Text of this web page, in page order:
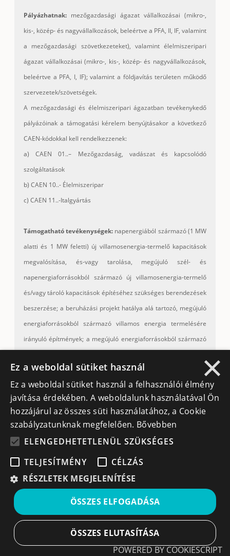
Pályázhatnak: mezőgazdasági ágazat vállalkozásai (mikro-,
kis-, közép- és nagyvállalkozások, beleértve a PFA, II, IF, valamint
a mezőgazdasági szövetkezeteket), valamint élelmiszeripari
ágazat vállalkozásai (mikro-, kis-, közép- és nagyvállalkozások,
beleértve a PFA, I, IF); valamint a földjavítás területen működő
szervezetek/szövetségek.
A mezőgazdasági és élelmiszeripari ágazatban tevékenykedő
pályázóinak a támogatási kérelem benyújtásakor a következő
CAEN-kódokkal kell rendelkezzenek:
a) CAEN 01..– Mezőgazdaság, vadászat és kapcsolódó
szolgáltatások
b) CAEN 10..- Élelmiszeripar
c) CAEN 11..-Italgyártás
Támogatható tevékenységek: napenergiából származó (1 MW
alatti és 1 MW feletti) új villamosenergia-termelő kapacitások
megvalósítása, és-vagy tarolása, megújuló szél- és
napenergiaforrásokból származó új villamosenergia-termelő
és/vagy tároló kapacitások építéséhez szükséges berendezések
beszerzése; a beruházási projekt hatálya alá tartozó, megújuló
energiaforrásokból származó villamos energia termelésére
irányuló építmények; a megújuló energiaforrásokból származó
kapacitás építéséhez szükséges létesítmények/berendezések
felállításával és üzembe helyezésével kapcsolatos kiadások.
Vissza nem térítendő támogatás értéke: max. 20.000.000
euró
Szélenergia esetében:
– 700 000 euró/MW – 1 MW alatti vagy legfeljebb 1 MW
kapacitás esetén;
×
Ez a weboldal sütiket használ
Ez a weboldal sütiket használ a felhasználói élmény
javítása érdekében. A weboldalunk használatával Ön
hozzájárul az összes süti használatához, a Cookie
szabályzatunknak megfelelően. Bővebben
ELENGEDHETETLENÜL SZÜKSÉGES
TELJESÍTMÉNY
CÉLZÁS
RÉSZLETEK MEGJELENÍTÉSE
ÖSSZES ELFOGADÁSA
ÖSSZES ELUTASÍTÁSA
POWERED BY COOKIESCRIPT